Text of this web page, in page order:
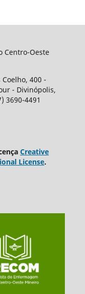
Centro-Oeste
400 -
- Divinópolis,
3690-4491
Creative
License.